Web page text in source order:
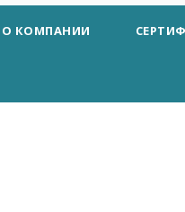
О КОМПАНИИ